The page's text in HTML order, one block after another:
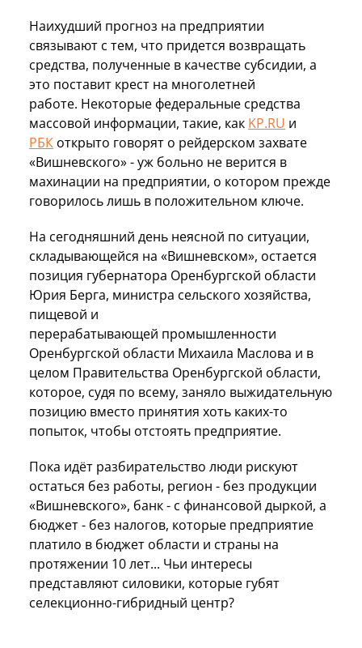
Наихудший прогноз на предприятии
связывают с тем, что придется возвращать
средства, полученные в качестве субсидии, а
это поставит крест на многолетней
работе. Некоторые федеральные средства
массовой информации, такие, как KP.RU и
РБК открыто говорят о рейдерском захвате
«Вишневского» - уж больно не верится в
махинации на предприятии, о котором прежде
говорилось лишь в положительном ключе.
На сегодняшний день неясной по ситуации,
складывающейся на «Вишневском», остается
позиция губернатора Оренбургской области
Юрия Берга, министра сельского хозяйства,
пищевой и
перерабатывающей промышленности
Оренбургской области Михаила Маслова и в
целом Правительства Оренбургской области,
которое, судя по всему, заняло выжидательную
позицию вместо принятия хоть каких-то
попыток, чтобы отстоять предприятие.
Пока идёт разбирательство люди рискуют
остаться без работы, регион - без продукции
«Вишневского», банк - с финансовой дыркой, а
бюджет - без налогов, которые предприятие
платило в бюджет области и страны на
протяжении 10 лет... Чьи интересы
представляют силовики, которые губят
селекционно-гибридный центр?